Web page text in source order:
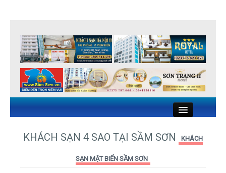
KHÁCH SẠN SẦM SƠN
KHÁCH SẠN 4 SAO TẠI SẦM SƠN KHÁCH
SẠN MẶT BIỂN SẦM SƠN